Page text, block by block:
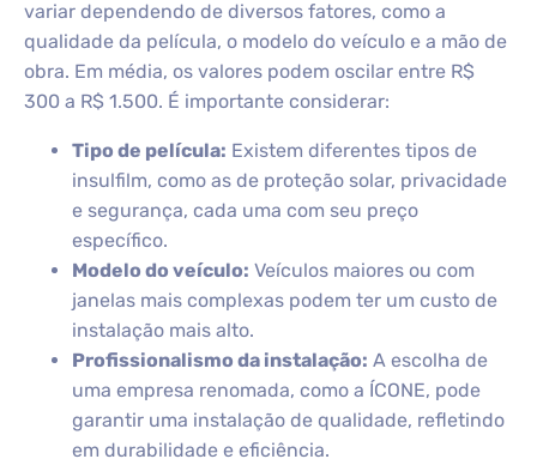
variar dependendo de diversos fatores, como a
qualidade da película, o modelo do veículo e a mão de
obra. Em média, os valores podem oscilar entre R$
300 a R$ 1.500. É importante considerar:
Tipo de película: Existem diferentes tipos de
insulfilm, como as de proteção solar, privacidade
e segurança, cada uma com seu preço
específico.
Modelo do veículo: Veículos maiores ou com
janelas mais complexas podem ter um custo de
instalação mais alto.
Profissionalismo da instalação: A escolha de
uma empresa renomada, como a ÍCONE, pode
garantir uma instalação de qualidade, refletindo
em durabilidade e eficiência.